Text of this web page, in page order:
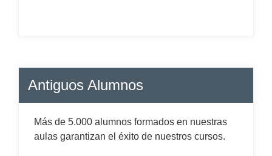
Antiguos Alumnos
Más de 5.000 alumnos formados en nuestras
aulas garantizan el éxito de nuestros cursos.